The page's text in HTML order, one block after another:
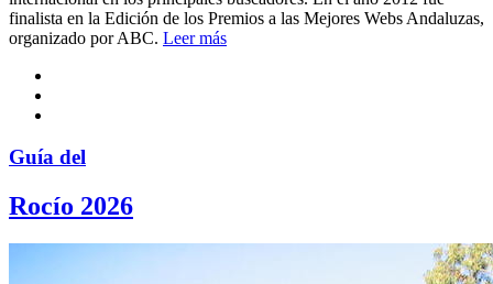
finalista en la Edición de los Premios a las Mejores Webs Andaluzas,
organizado por ABC. Leer más
Guía del
Rocío 2026